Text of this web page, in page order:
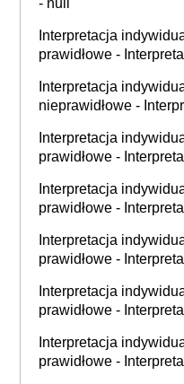
- null
Interpretacja indywidualna –
prawidłowe -
Interpretacja indywidualna –
nieprawidłowe -
Interpretacja indywidualna –
prawidłowe -
Interpretacja
prawidłowe -
Interpretacja
prawidłowe -
Interpretacja indywidualna –
prawidłowe -
Interpretacja indywidualna –
prawidłowe -